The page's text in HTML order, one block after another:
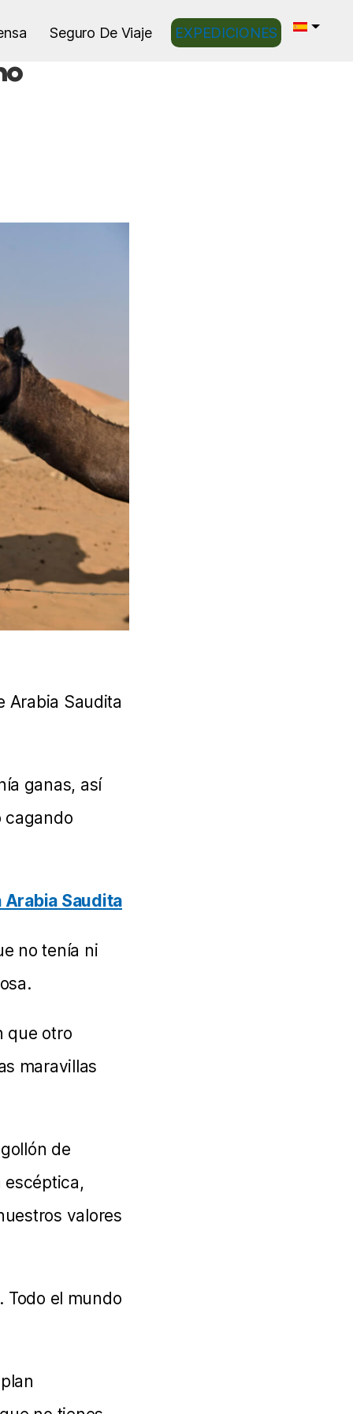
Seguro De Viaje EXPEDICIONES
Arabia Saudita
ganas, así
cagando
Arabia Saudita
no tenía ni
que otro
maravillas
de
escéptica,
valores
Todo el mundo